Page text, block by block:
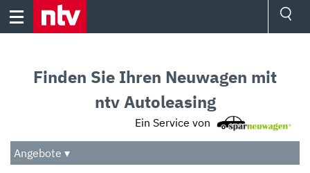
Skip
Audio
Das Beste
Finden Sie Ihren Neuwagen mit
ntv Autoleasing
Ein Service von
Angebote ▾